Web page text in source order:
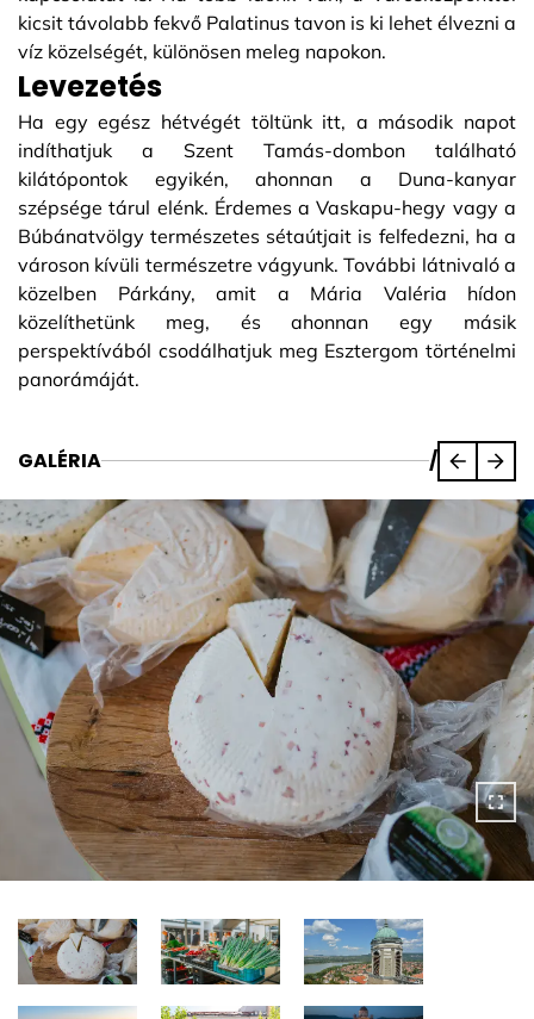
kicsit távolabb fekvő Palatinus tavon is ki lehet élvezni a
víz közelségét, különösen meleg napokon.
Levezetés
Ha egy egész hétvégét töltünk itt, a második napot
indíthatjuk a Szent Tamás-dombon található
kilátópontok egyikén, ahonnan a Duna-kanyar
szépsége tárul elénk. Érdemes a Vaskapu-hegy vagy a
Búbánatvölgy természetes sétaútjait is felfedezni, ha a
városon kívüli természetre vágyunk. További látnivaló a
közelben Párkány, amit a Mária Valéria hídon
közelíthetünk meg, és ahonnan egy másik
perspektívából csodálhatjuk meg Esztergom történelmi
panorámáját.
GALÉRIA /